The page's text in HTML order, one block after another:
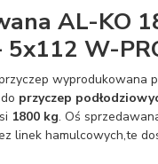
AL-KO
5x112 W-
wyprodukowana
przyczep
1800 kg. Oś
linek hamulcowych,te